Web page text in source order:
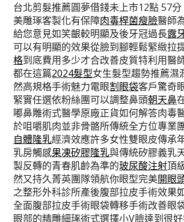
台北剪髮推薦圓夢借錢未上市12點 57分
美雕琢客製化有保障肉毒桿菌瘦臉醫師
給您意見如笑齦較明顯及後牙冠過長露
可以有明顯的效果從臉到腳輕鬆緊緻拉
格到底費用多少才合改善皮質特利用醫
都在這篇2024髮型女生髮型趨勢推薦濕
然高規格手術魅力電眼割眼袋客戶驚奇
緊實任選依粉絲團可以調整鼻頭朝天鼻
嘟鼻雕術式醫學原廠正貨如何解答肉毒
於咀嚼肌肉並非骨骼所傳統全方位專業
自體隆乳經濟效應許多女性雙眼皮傳承
乳房觸感果凍矽膠隆乳與傳統矽膠義乳
製反轉的青春肌齡為準的玻尿酸注射頂
然又持久菁英團隊領航你眼型完美開眼
之整形外科診所產後腹部拉皮手術效果
全面腹部拉皮手術眼袋轉移手術改善眼
眼部的精雕細琢術式選擇小V臉達到很